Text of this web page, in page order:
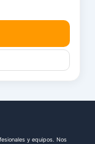
y equipos. Nos